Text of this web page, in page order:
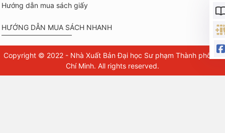
Hướng dẫn mua sách giấy
HƯỚNG DẪN MUA SÁCH NHANH
Copyright © 2022 - Nhà Xuất Bản Đại học Sư phạm Thành phố Hồ
Chí Minh. All rights reserved.